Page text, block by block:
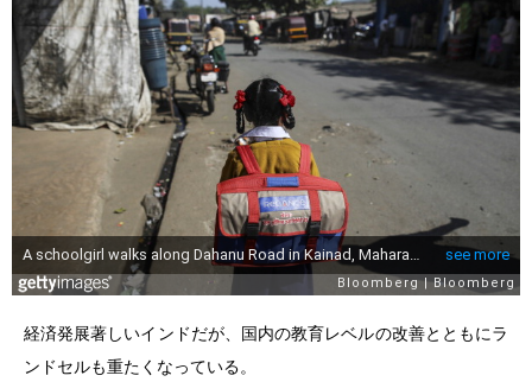
経済発展著しいインドだが、国内の教育レベルの改善とともにラ
ンドセルも重たくなっている。